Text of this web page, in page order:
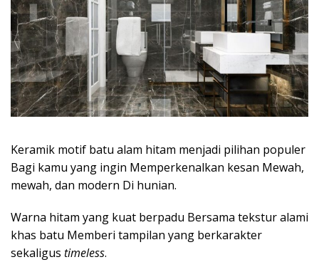
Keramik motif batu alam hitam menjadi pilihan populer
Bagi kamu yang ingin Memperkenalkan kesan Mewah,
mewah, dan modern Di hunian.
Warna hitam yang kuat berpadu Bersama tekstur alami
khas batu Memberi tampilan yang berkarakter
sekaligus timeless.